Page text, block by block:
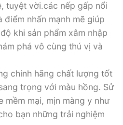
tuyệt vời.các nếp gấp nổi
điểm nhấn mạnh mẽ giúp
khi sản phẩm xâm nhập
phá vô cùng thú vị và
chính hãng chất lượng tốt
trọng với màu hồng. Sử
mềm mại, mịn màng y như
bạn những trải nghiệm